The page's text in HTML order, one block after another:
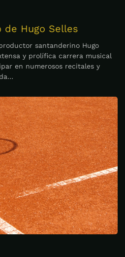
Hugo Selles
santanderino Hugo
y prolífica carrera musical
en numerosos recitales y